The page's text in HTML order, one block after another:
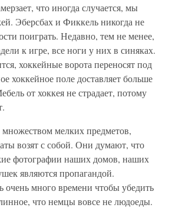
что иногда случается, мы
Эберсбах и Фиккель никогда не
поиграть. Недавно, тем не менее,
к игре, все ноги у них в синяках.
хоккейные ворота переносят под
хоккейное поле доставляет больше
от хоккея не страдает, потому
мелких предметов,
возят с собой. Они думают, что
фотографии наших домов, наших
являются пропагандой.
очень много времени чтобы убедить
что немцы вовсе не людоеды.